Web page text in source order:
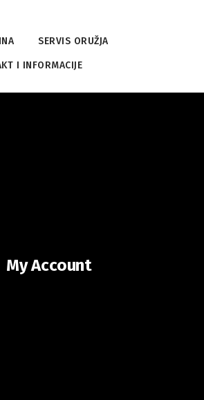
SERVIS ORUŽJA
I INFORMACIJE
My Account